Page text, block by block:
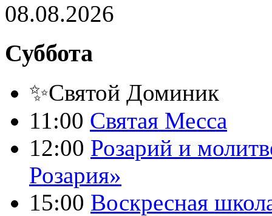
08.08.2026
Суббота
✨Святой Доминик
11:00 Святая Месса
12:00 Розарий и
Розария»
15:00 Воскресная